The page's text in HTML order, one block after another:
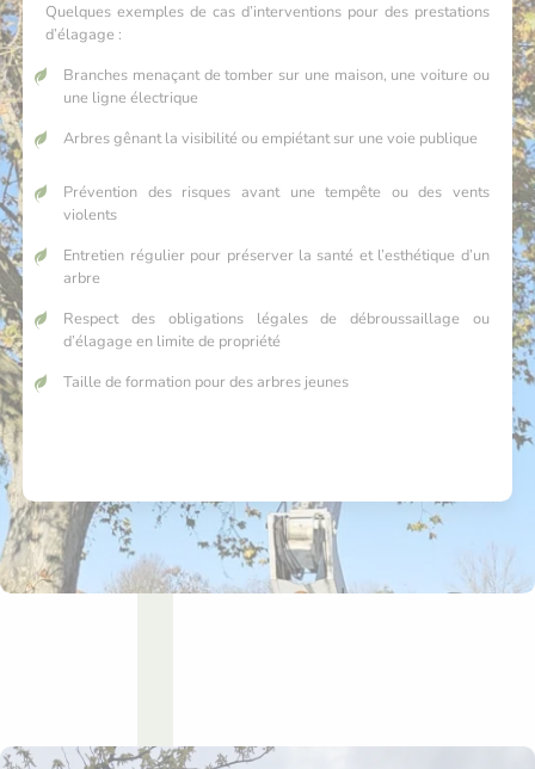
Quelques exemples de cas d’interventions pour des prestations
d’élagage :
Branches menaçant de tomber sur une maison, une voiture ou
une ligne électrique
Arbres gênant la visibilité ou empiétant sur une voie publique
Prévention des risques avant une tempête ou des vents
violents
Entretien régulier pour préserver la santé et l’esthétique d’un
arbre
Respect des obligations légales de débroussaillage ou
d’élagage en limite de propriété
Taille de formation pour des arbres jeunes